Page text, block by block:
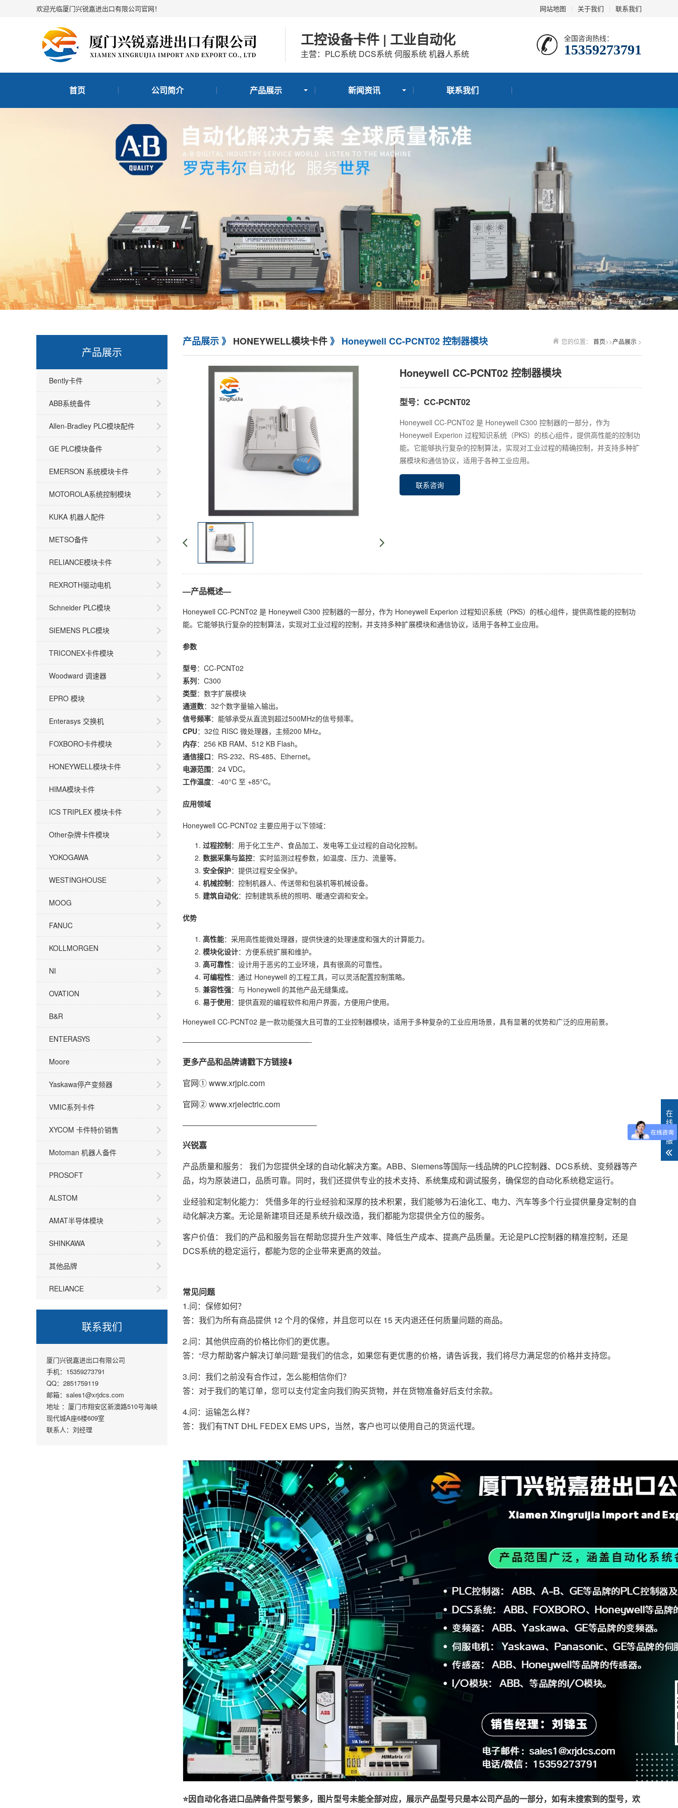
网站地图 关于我们 联系我们
欢迎光临厦门兴锐嘉进出口有限公司官网！
工控设备卡件 | 工业自动化
主营：PLC系统 DCS系统 伺服系统 机器人系统
全国咨询热线：
15359273791
首页 公司简介 产品展示 新闻资讯 联系我们
产品展示
Bently卡件
ABB系统备件
Allen-Bradley PLC模块配件
GE PLC模块备件
EMERSON 系统模块卡件
MOTOROLA系统控制模块
KUKA 机器人配件
METSO备件
RELIANCE模块卡件
REXROTH驱动电机
Schneider PLC模块
SIEMENS PLC模块
TRICONEX卡件模块
Woodward 调速器
EPRO 模块
Enterasys 交换机
FOXBORO卡件模块
HONEYWELL模块卡件
HIMA模块卡件
ICS TRIPLEX 模块卡件
Other杂牌卡件模块
YOKOGAWA
WESTINGHOUSE
MOOG
FANUC
KOLLMORGEN
NI
OVATION
B&R
ENTERASYS
Moore
Yaskawa停产变频器
VMIC系列卡件
XYCOM 卡件特价销售
Motoman 机器人备件
PROSOFT
ALSTOM
AMAT半导体模块
SHINKAWA
其他品牌
RELIANCE
联系我们
厦门兴锐嘉进出口有限公司
手机：15359273791
QQ：2851759119
邮箱：sales1@xrjdcs.com
地址 ：厦门市翔安区新澳路510号海峡
现代城A座6楼609室
联系人：刘经理
您的位置： 首页>>产品展示 >
产品展示 》 HONEYWELL模块卡件》 Honeywell CC-PCNT02 控制器模块
Honeywell CC-PCNT02 控制器模块
型号：CC-PCNT02
Honeywell CC-PCNT02 是 Honeywell C300 控制器的一部分，作为
Honeywell Experion 过程知识系统（PKS）的核心组件，提供高性能的控制功
能。它能够执行复杂的控制算法，实现对工业过程的精确控制，并支持多种扩
展模块和通信协议，适用于各种工业应用。
联系咨询
—产品概述—
Honeywell CC-PCNT02 是 Honeywell C300 控制器的一部分，作为 Honeywell Experion 过程知识系统（PKS）的核心组件，提供高性能的控制功
能。它能够执行复杂的控制算法，实现对工业过程的控制，并支持多种扩展模块和通信协议，适用于各种工业应用。
参数
型号：CC-PCNT02
系列：C300
类型：数字扩展模块
通道数：32个数字量输入输出。
信号频率：能够承受从直流到超过500MHz的信号频率。
CPU：32位 RISC 微处理器，主频200 MHz。
内存：256 KB RAM、512 KB Flash。
通信接口：RS-232、RS-485、Ethernet。
电源范围：24 VDC。
工作温度：-40°C 至 +85°C。
应用领域
Honeywell CC-PCNT02 主要应用于以下领域：
过程控制：用于化工生产、食品加工、发电等工业过程的自动化控制。
数据采集与监控：实时监测过程参数，如温度、压力、流量等。
安全保护：提供过程安全保护。
机械控制：控制机器人、传送带和包装机等机械设备。
建筑自动化：控制建筑系统的照明、暖通空调和安全。
优势
高性能：采用高性能微处理器，提供快速的处理速度和强大的计算能力。
模块化设计：方便系统扩展和维护。
高可靠性：设计用于恶劣的工业环境，具有很高的可靠性。
可编程性：通过 Honeywell 的工程工具，可以灵活配置控制策略。
兼容性强：与 Honeywell 的其他产品无缝集成。
易于使用：提供直观的编程软件和用户界面，方便用户使用。
Honeywell CC-PCNT02 是一款功能强大且可靠的工业控制器模块，适用于多种复杂的工业应用场景，具有显著的优势和广泛的应用前景。
——————————————————-
更多产品和品牌请戳下方链接⬇️
官网①www.xrjplc.com
官网②www.xrjelectric.com
———————————————————
兴锐嘉
产品质量和服务： 我们为您提供全球的自动化解决方案。ABB、Siemens等国际一线品牌的PLC控制器、DCS系统、变频器等产
品，均为原装进口，品质可靠。同时，我们还提供专业的技术支持、系统集成和调试服务，确保您的自动化系统稳定运行。
业经验和定制化能力： 凭借多年的行业经验和深厚的技术积累，我们能够为石油化工、电力、汽车等多个行业提供量身定制的自
动化解决方案。无论是新建项目还是系统升级改造，我们都能为您提供全方位的服务。
客户价值： 我们的产品和服务旨在帮助您提升生产效率、降低生产成本、提高产品质量。无论是PLC控制器的精准控制，还是
DCS系统的稳定运行，都能为您的企业带来更高的效益。
常见问题
1.问：保修如何？
答：我们为所有商品提供 12 个月的保修，并且您可以在 15 天内退还任何质量问题的商品。
2.问：其他供应商的价格比你们的更优惠。
答：“尽力帮助客户解决订单问题”是我们的信念，如果您有更优惠的价格，请告诉我，我们将尽力满足您的价格并支持您。
3.问：我们之前没有合作过，怎么能相信你们？
答：对于我们的笔订单，您可以支付定金向我们购买货物，并在货物准备好后支付余款。
4.问：运输怎么样？
答：我们有TNT DHL FEDEX EMS UPS，当然，客户也可以使用自己的货运代理。
⭐因自动化各进口品牌备件型号繁多，图片型号未能全部对应，展示产品型号只是本公司产品的一部分，如有未搜索到的型号，欢
在
线
客
服